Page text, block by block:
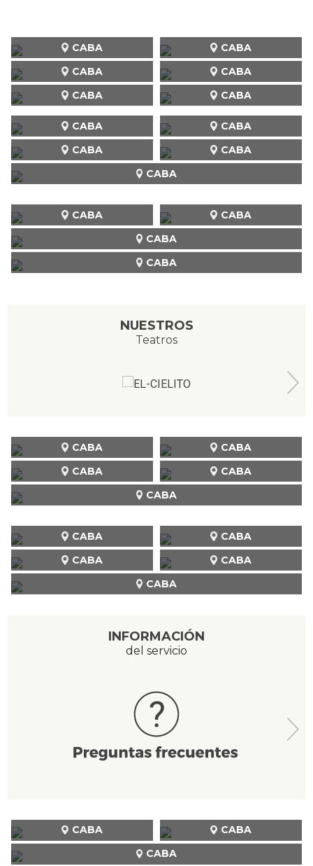
CABA
CABA
CABA
CABA
CABA
CABA
CABA CABA
CABA
CABA CABA
CABA
CABA CABA
CABA
NUESTROS
Teatros
CABA
CABA
CABA
CABA
CABA
CABA
CABA
CABA
CABA
CABA
INFORMACIÓN
del servicio
CABA
CABA CABA